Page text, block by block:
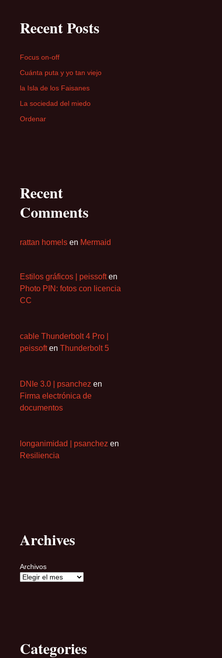
Recent Posts
Focus on-off
Cuánta puta y yo tan viejo
la Isla de los Faisanes
La sociedad del miedo
Ordenar
Recent
Comments
rattan homels en Mermaid
Estilos gráficos | peissoften
Photo PIN: fotos con licencia
CC
cable Thunderbolt 4 Pro |
peissoften Thunderbolt 5
DNIe 3.0 | psanchez en
Firma electrónica de
documentos
longanimidad | psanchez en
Resiliencia
Archives
Archivos
Categories